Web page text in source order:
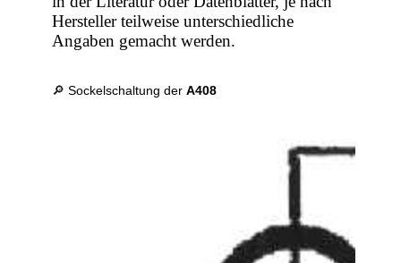
Hersteller teilweise unterschiedliche
Angaben gemacht werden.
🔎 Sockelschaltung derA408